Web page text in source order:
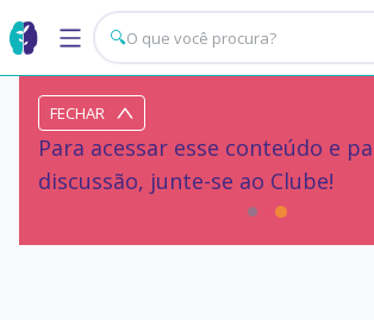
🔍
FECHAR
Para acessar esse conteúdo e
discussão, junte-se ao Clube!